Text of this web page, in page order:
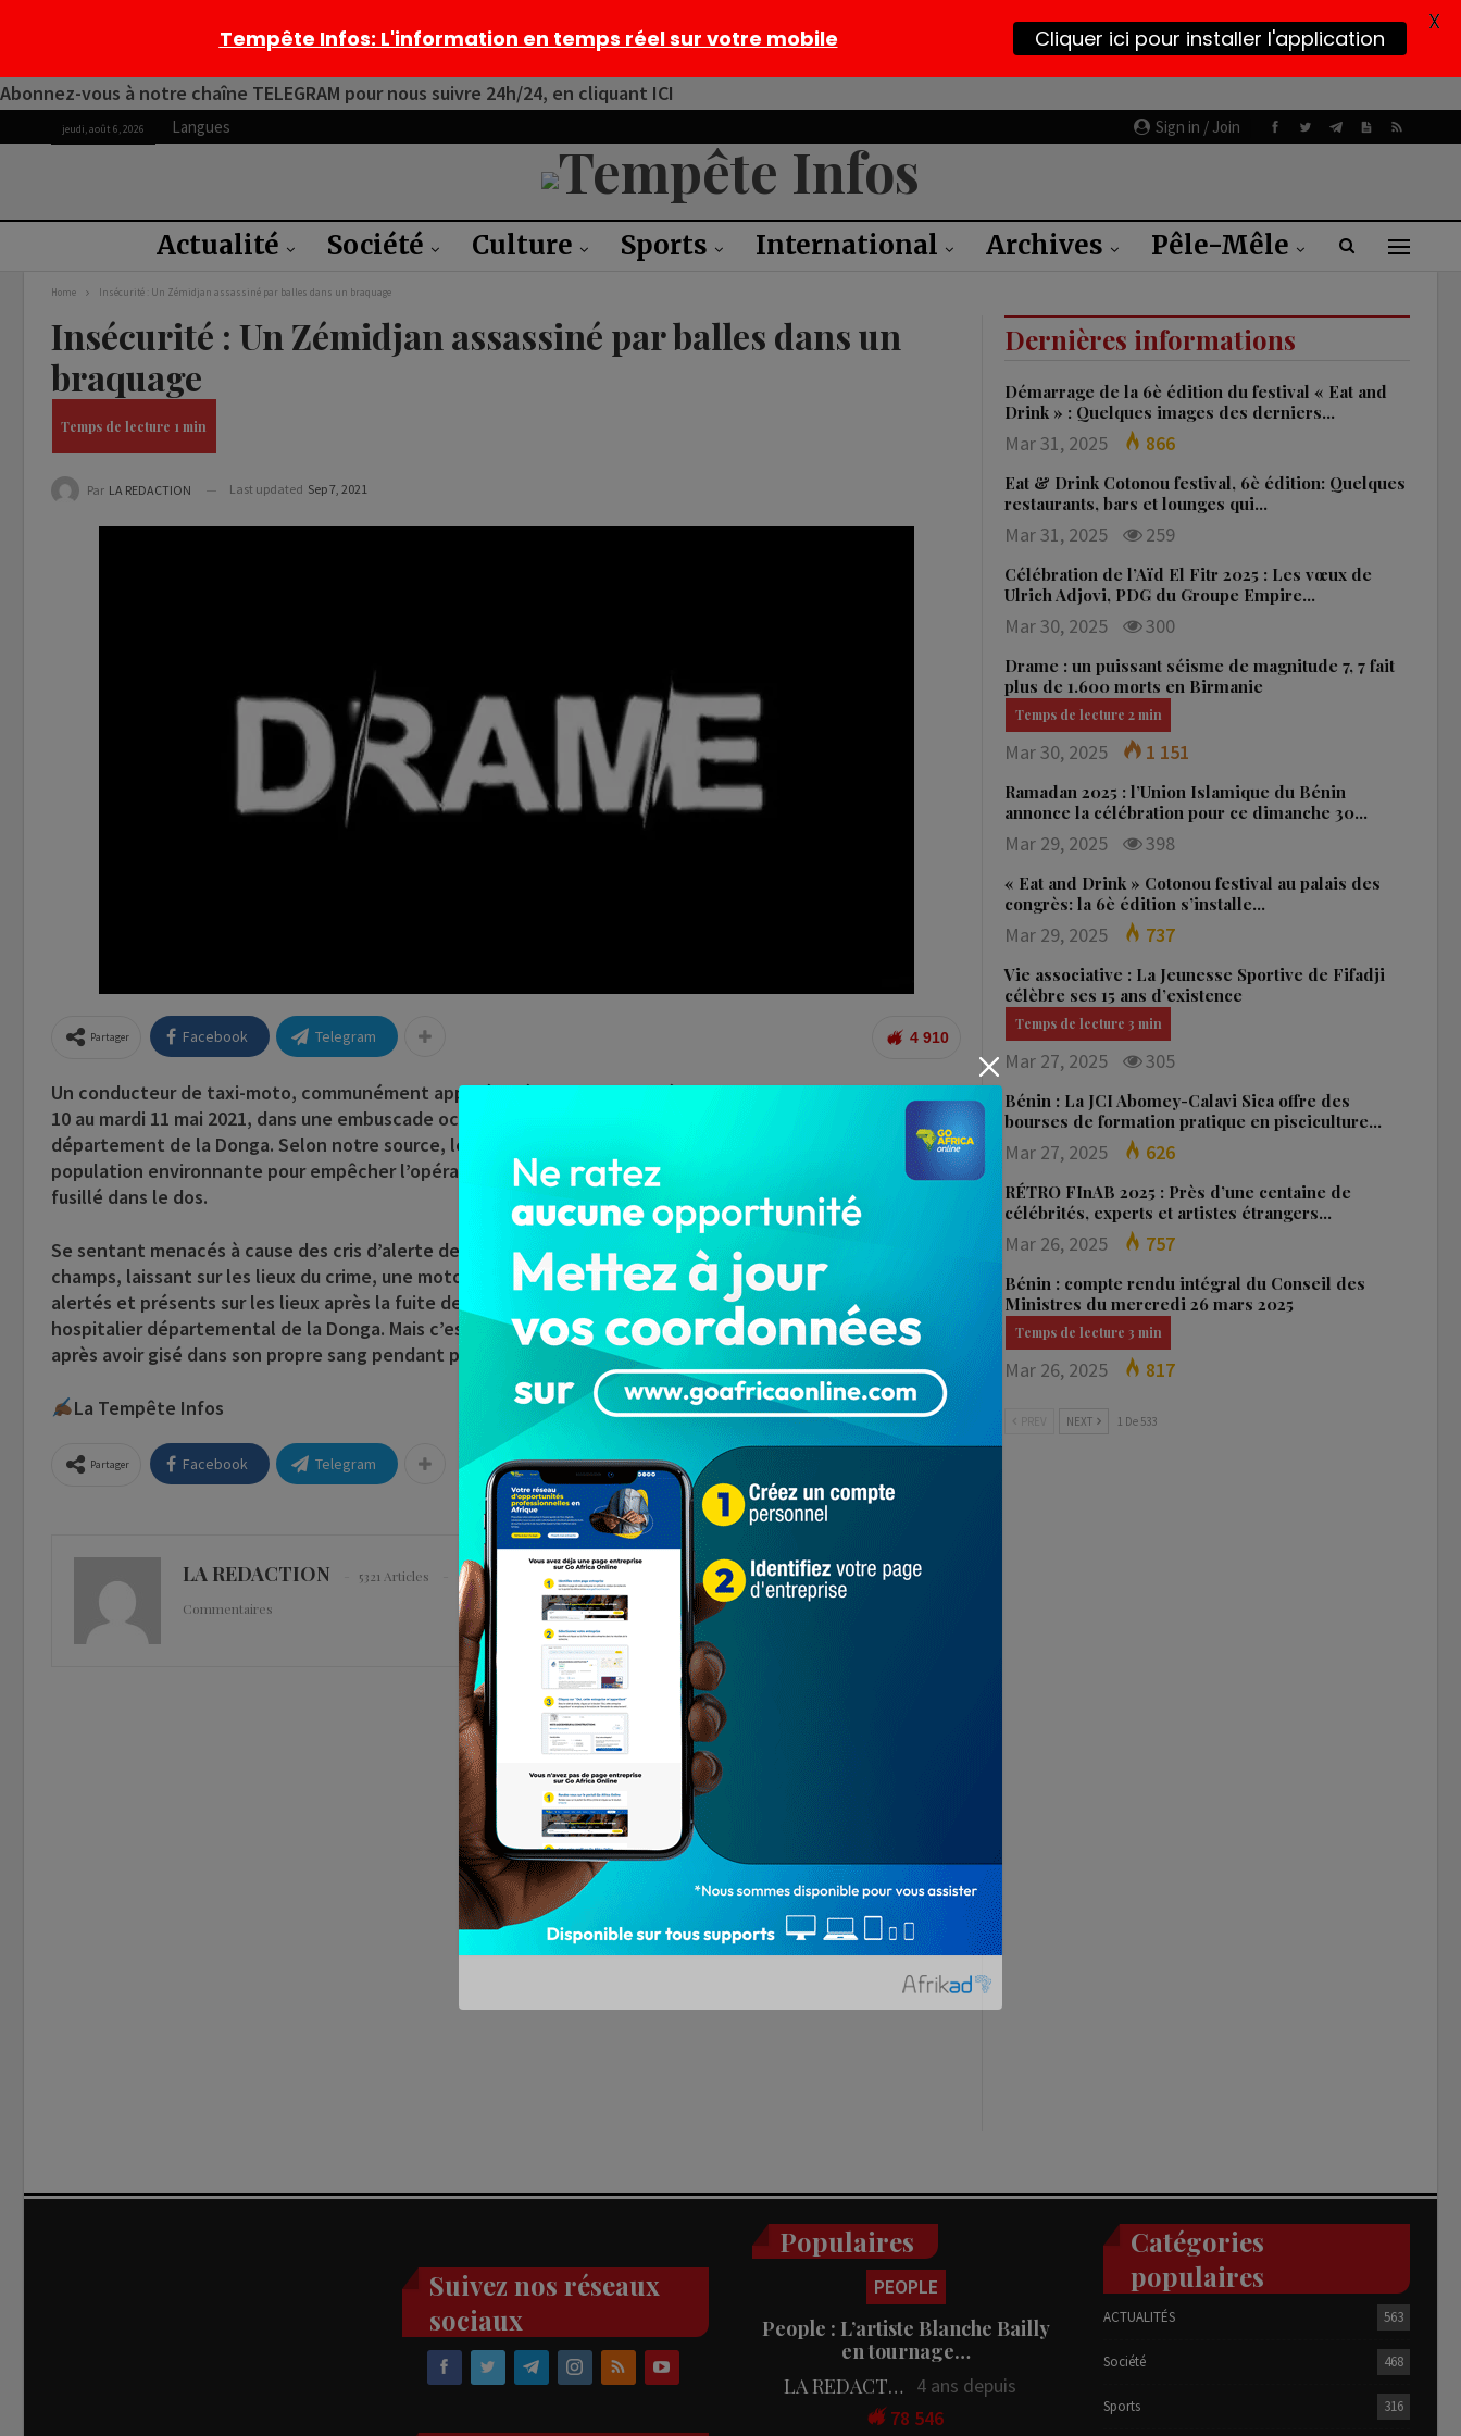
Abonnez-vous à notre chaîne TELEGRAM pour nous suivre 24h/24, en cliquant ICI
Sign in / Join
jeudi, août 6, 2026 Langues
Actualité Société Culture Sports International Archives Pêle-Mêle
Home Insécurité : Un Zémidjan assassiné par balles dans un braquage
Insécurité : Un Zémidjan assassiné par balles dans un
braquage
Par LA REDACTION Last updated Sep 7, 2021
4 910
Partager Facebook Telegram
Un conducteur de taxi-moto, communément appelé « Zémidjan » a trouvé la mort dans la nuit de ce lundi
10 au mardi 11 mai 2021, dans une embuscade occasionnée par un braquage à mains armées dans le
département de la Donga. Selon notre source, le jeune conducteur de taxi-moto qui a tenté d’alerter la
population environnante pour empêcher l’opération de braquage des hors la loi, a été outrageusement
fusillé dans le dos.
Se sentant menacés à cause des cris d’alerte de leur victime, les criminels ont dû prendre la clé des
champs, laissant sur les lieux du crime, une moto et une arme à feu, de fabrication artisanale. Les riverains
alertés et présents sur les lieux après la fuite des assaillants, ont évacué la victime aux urgences du centre
hospitalier départemental de la Donga. Mais c’est déjà trop tard ! Il est décédé de ses graves blessures,
après avoir gisé dans son propre sang pendant plusieurs minutes.
La Tempête Infos
Partager Facebook Telegram
LA REDACTION 5321 Articles
0
Commentaires
Dernières informations
Démarrage de la 6è édition du festival « Eat and
Drink » : Quelques images des derniers…
Mar 31, 2025 866
Eat & Drink Cotonou festival, 6è édition: Quelques
restaurants, bars et lounges qui…
Mar 31, 2025 259
Célébration de l’Aïd El Fitr 2025 : Les vœux de
Ulrich Adjovi, PDG du Groupe Empire…
Mar 30, 2025 300
Drame : un puissant séisme de magnitude 7, 7 fait
plus de 1.600 morts en Birmanie
Mar 30, 2025 1 151
Ramadan 2025 : l’Union Islamique du Bénin
annonce la célébration pour ce dimanche 30…
Mar 29, 2025 398
« Eat and Drink » Cotonou festival au palais des
congrès: la 6è édition s’installe…
Mar 29, 2025 737
Vie associative : La Jeunesse Sportive de Fifadji
célèbre ses 15 ans d’existence
Mar 27, 2025 305
Bénin : La JCI Abomey-Calavi Sica offre des
bourses de formation pratique en pisciculture…
Mar 27, 2025 626
RÉTRO FInAB 2025 : Près d’une centaine de
célébrités, experts et artistes étrangers…
Mar 26, 2025 757
Bénin : compte rendu intégral du Conseil des
Ministres du mercredi 26 mars 2025
Mar 26, 2025 817
NEXT 1 De 533
Suivez nos réseaux
sociaux
Populaires
PEOPLE
People : L’artiste Blanche Bailly
en tournage…
LA REDACTION
4 ans depuis
78 546
Catégories
populaires
ACTUALITÉS 563
Société 468
Sports 316
Tempête Infos: L'information en temps réel sur votre mobile Cliquer ici pour installer l'application
X